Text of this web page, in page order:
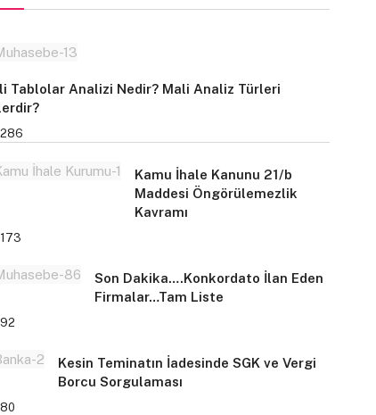
Tablolar Analizi Nedir? Mali Analiz Türleri
286
Kamu İhale Kanunu 21/b
Maddesi Öngörülemezlik
Kavramı
173
Son Dakika….Konkordato İlan Eden
Firmalar…Tam Liste
92
Kesin Teminatın İadesinde SGK ve Vergi
Borcu Sorgulaması
80